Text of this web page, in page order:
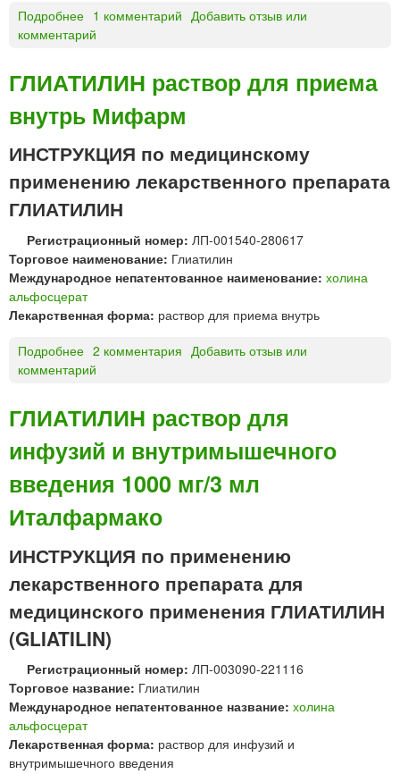
т
а
л
е
т
к
и
п
о
д
ъ
я
з
н
е
Подробнее
Г
ц
н
ф
о
р
т
е
т
а
б
л
е
и
а
щ
е
ч
н
е
К
а
н
о
н
а
р
м
а
»
1 комментарий Добавить отзыв или
комментарий
ГЛИАТИЛИН раствор для приема
внутрь Мифарм
ИНСТРУКЦИЯ по медицинскому
применению лекарственного препарата
ГЛИАТИЛИН
Регистрационный номер: ЛП-001540-280617
Торговое наименование: Глиатилин
Международное непатентованное наименование: холина
альфосцерат
Лекарственная форма: раствор для приема внутрь
Подробнее
Г
И
А
Т
И
Л
Н
а
т
в
о
р
д
л
я
п
р
и
2 комментария Добавить отзыв или
комментарий
ГЛИАТИЛИН раствор для
инфузий и внутримышечного
введения 1000 мг/3 мл
Италфармако
ИНСТРУКЦИЯ по применению
лекарственного препарата для
медицинского применения ГЛИАТИЛИН
(GLIATILIN)
Регистрационный номер: ЛП-003090-221116
Торговое название: Глиатилин
Международное непатентованное название: холина
альфосцерат
Лекарственная форма: раствор для инфузий и
внутримышечного введения